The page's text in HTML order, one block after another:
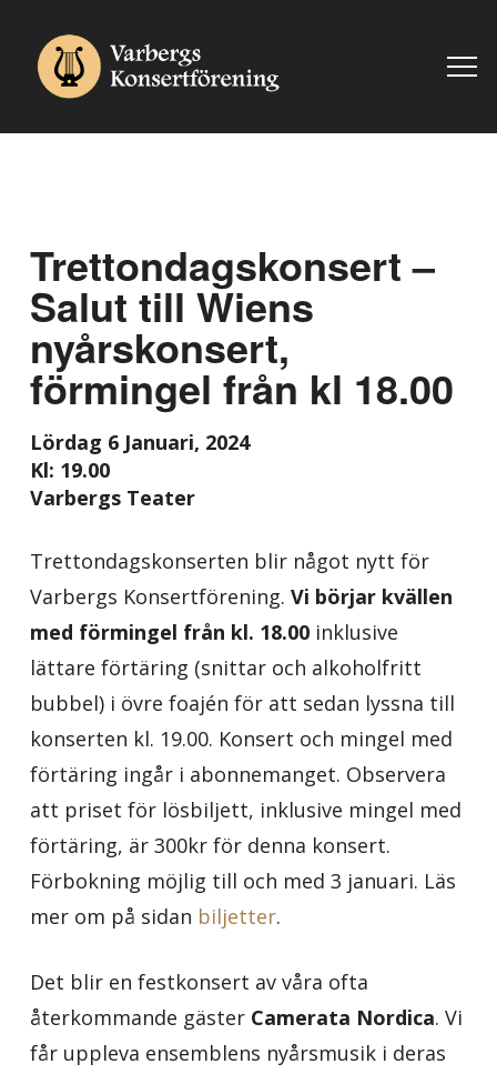
Trettondagskonsert –
Salut till Wiens
nyårskonsert,
förmingel från kl 18.00
Lördag 6 Januari, 2024
Kl: 19.00
Varbergs Teater
Trettondagskonserten blir något nytt för
Varbergs Konsertförening. Vi börjar kvällen
med förmingel från kl. 18.00 inklusive
lättare förtäring (snittar och alkoholfritt
bubbel) i övre foajén för att sedan lyssna till
konserten kl. 19.00. Konsert och mingel med
förtäring ingår i abonnemanget. Observera
att priset för lösbiljett, inklusive mingel med
förtäring, är 300kr för denna konsert.
Förbokning möjlig till och med 3 januari. Läs
mer om på sidan biljetter.
Det blir en festkonsert av våra ofta
återkommande gäster Camerata Nordica. Vi
får uppleva ensemblens nyårsmusik i deras